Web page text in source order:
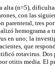
alta (n=5),
con las
parenteral, tres
hemograma a
en uno; la
que
rotavirus.
otitis media. El